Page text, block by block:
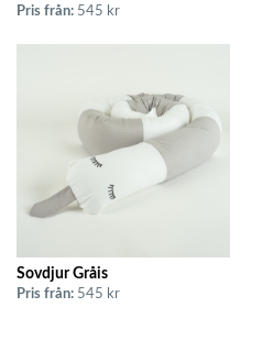
Pris från: 545 kr
Sovdjur Gråis
Pris från: 545 kr